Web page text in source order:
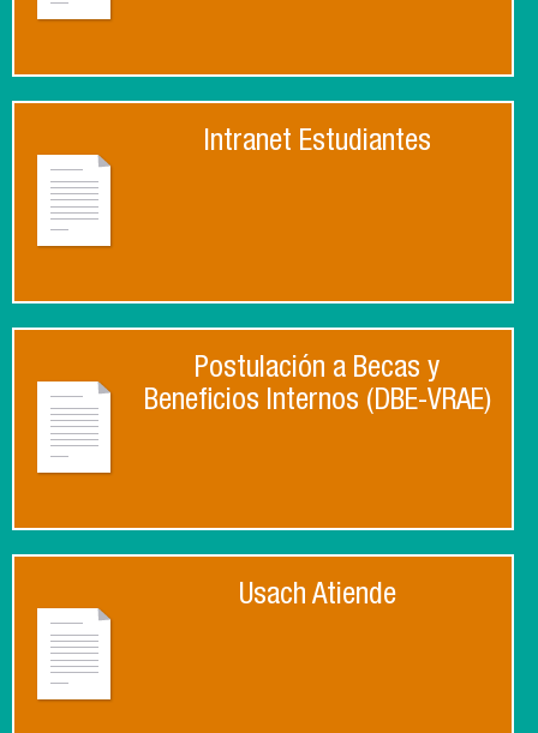
Intranet Estudiantes
Postulación a Becas y
Beneficios Internos (DBE-VRAE)
Usach Atiende